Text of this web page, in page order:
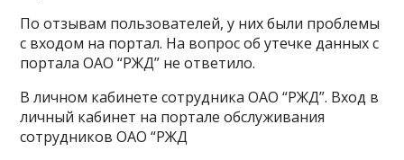
По отзывам пользователей, у них были проблемы
с входом на портал. На вопрос об утечке данных с
портала ОАО “РЖД” не ответило.
В личном кабинете сотрудника ОАО “РЖД”. Вход в
личный кабинет на портале обслуживания
сотрудников ОАО “РЖД